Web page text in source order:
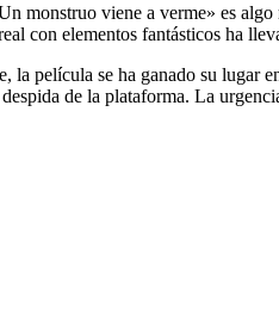
monstruo viene a verme» es
con elementos fantásticos ha
película se ha ganado su
de la plataforma. La